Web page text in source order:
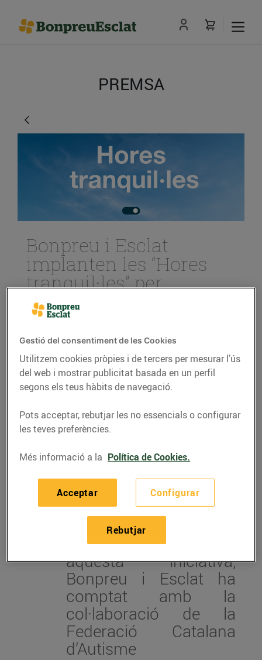
PREMSA
Bonpreu i Esclat
implanten les “Hores
tranquil·les” per
afavorir la compra de
les persones amb
autisme i
hipersensibilitat
sensorial
04/de gener/2022
Cada dissabte, a partir
del 8 de gener i de 15h
a 17h, es reduirà la
intensitat lumínica i
acústica dels
establiments
Per a dur a terme
aquesta iniciativa,
Bonpreu i Esclat ha
comptat amb la
col·laboració de la
Federació Catalana
d’Autisme
Gestió del consentiment de les Cookies
Utilitzem cookies pròpies i de tercers per mesurar l’ús
del web i mostrar publicitat basada en un perfil
segons els teus hàbits de navegació.
Pots acceptar, rebutjar les no essencials o configurar
les teves preferències.
Més informació a la Política de Cookies.
Configurar
Rebutjar
Acceptar